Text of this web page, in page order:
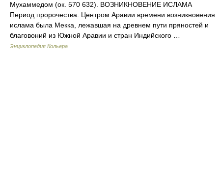
Мухаммедом (ок. 570 632). ВОЗНИКНОВЕНИЕ ИСЛАМА
Период пророчества. Центром Аравии времени возникновения
ислама была Мекка, лежавшая на древнем пути пряностей и
благовоний из Южной Аравии и стран Индийского …
Энциклопедия Кольера